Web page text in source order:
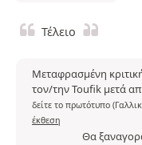
Τέλειο
Μεταφρασμένη
τον/την Toufik μετά
δείτε το πρωτότυπο
έκθεση
Θα